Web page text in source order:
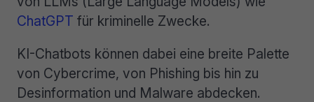
ChatGPT für kriminelle Zwecke.
KI-Chatbots können dabei eine breite Palette
von Cybercrime, von Phishing bis hin zu
Desinformation und Malware abdecken.